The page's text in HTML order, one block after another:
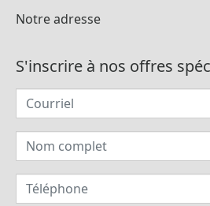
Notre adresse
S'inscrire à nos offres